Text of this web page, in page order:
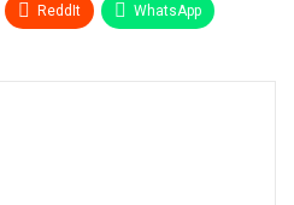
ReddIt WhatsApp